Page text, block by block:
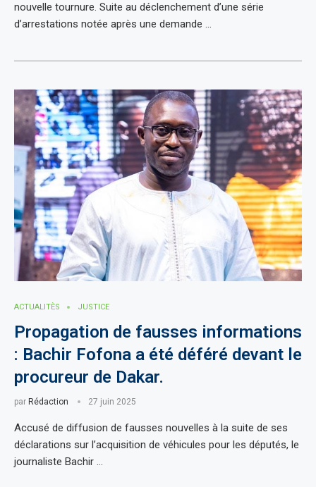
nouvelle tournure. Suite au déclenchement d’une série
d’arrestations notée après une demande …
ACTUALITÈS JUSTICE
Propagation de fausses informations
: Bachir Fofona a été déféré devant le
procureur de Dakar.
par Rédaction 27 juin 2025
Accusé de diffusion de fausses nouvelles à la suite de ses
déclarations sur l’acquisition de véhicules pour les députés, le
journaliste Bachir …